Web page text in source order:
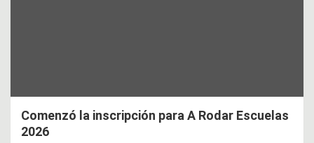
Comenzó la inscripción para A Rodar Escuelas
2026